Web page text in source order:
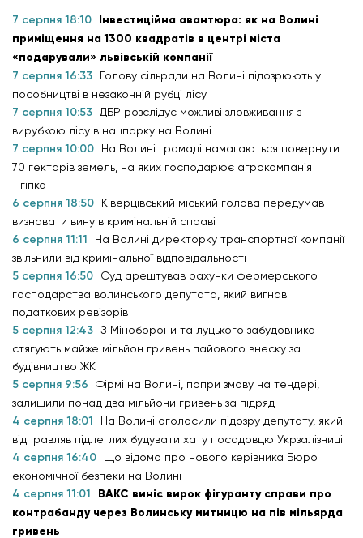
7 серпня 18:10 Інвестиційна авантюра: як на Волині
приміщення на 1300 квадратів в центрі міста
«подарували» львівській компанії
7 серпня 16:33
Голову сільради на Волині підозрюють у
пособництві в незаконній рубці лісу
7 серпня 10:53 ДБР розслідує можливі зловживання з
вирубкою лісу в нацпарку на Волині
7 серпня 10:00
На Волині громаді намагаються повернути
70 гектарів земель, на яких господарює агрокомпанія
Тігіпка
6 серпня 18:50
Ківерцівський міський голова передумав
визнавати вину в кримінальній справі
6 серпня 11:11
На Волині директорку транспортної компанії
звільнили від кримінальної відповідальності
5 серпня 16:50
Суд арештував рахунки фермерського
господарства волинського депутата, який вигнав
податкових ревізорів
5 серпня 12:43 З Міноборони та луцького забудовника
стягують майже мільйон гривень пайового внеску за
будівництво ЖК
5 серпня 9:56
Фірмі на Волині, попри змову на тендері,
залишили понад два мільйони гривень за підряд
4 серпня 18:01
На Волині оголосили підозру депутату, який
відправляв підлеглих будувати хату посадовцю Укрзалізниці
4 серпня 16:40
Що відомо про нового керівника Бюро
економічної безпеки на Волині
4 серпня 11:01
ВАКС виніс вирок фігуранту справи про
контрабанду через Волинську митницю на пів мільярда
гривень